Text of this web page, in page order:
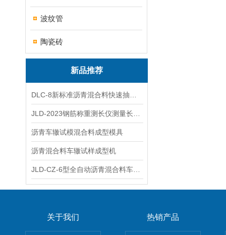
波纹管
陶瓷砖
新品推荐
沥青车辙试模混合料成型模具
沥青混合料车辙试样成型机
关于我们 热销产品